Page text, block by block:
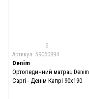
6
Артикул: 59060894
Denim
Ортопедичний матрац Denim
Capri - Денім Капрі 90x190